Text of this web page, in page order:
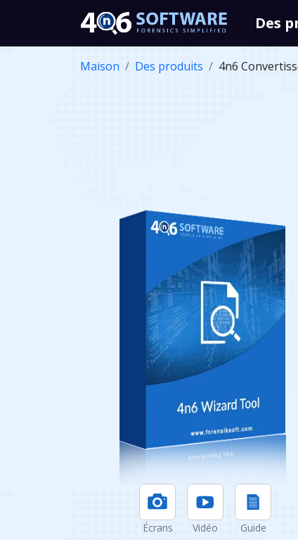
Des
Maison Des produits 4n6
Écrans Vidéo Guide